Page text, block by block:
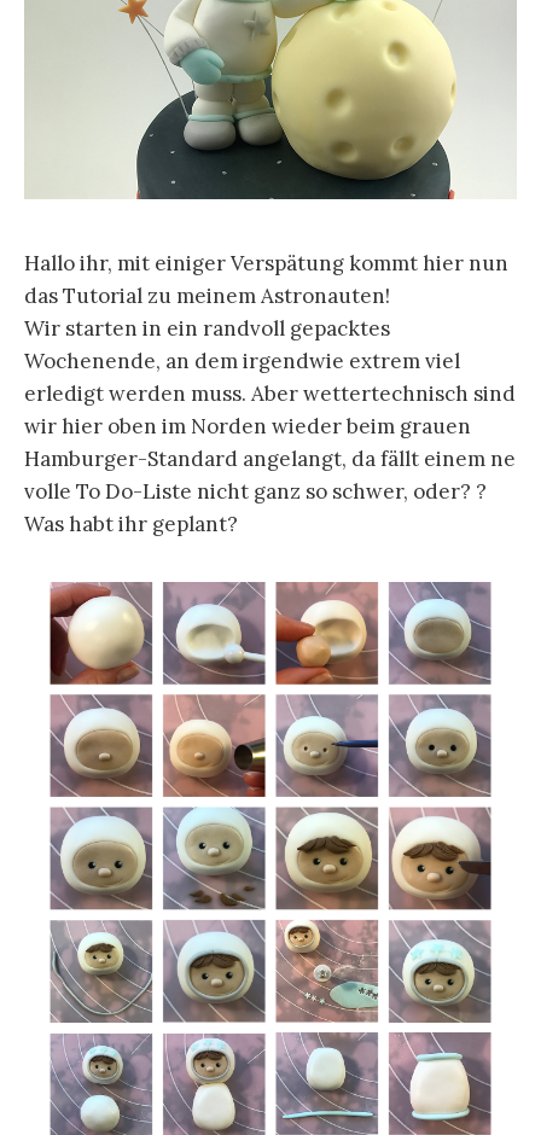
:
Hallo ihr, mit einiger Verspätung kommt hier nun
das Tutorial zu meinem Astronauten!
Wir starten in ein randvoll gepacktes
Wochenende, an dem irgendwie extrem viel
erledigt werden muss. Aber wettertechnisch sind
wir hier oben im Norden wieder beim grauen
Hamburger-Standard angelangt, da fällt einem ne
volle To Do-Liste nicht ganz so schwer, oder? ?
Was habt ihr geplant?